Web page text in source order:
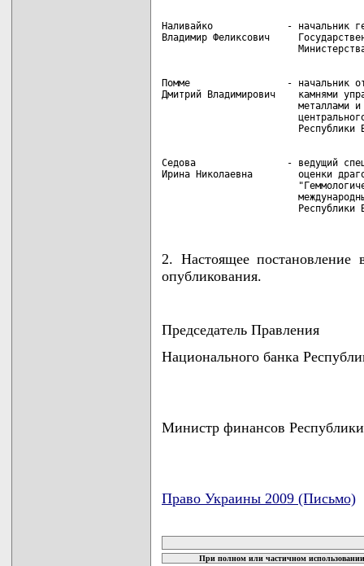
Наливайко             - начальник
Владимир Феликсович
Помме                 - начальник
Дмитрий Владимирович    камнями
металлами
Седова                - ведущий
Ирина Николаевна        оценки
Республики
2. Настоящее постановление
опубликования.
Председатель Правления
Национального банка
Министр финансов
Право Украины 2009 (Письмо)
При полном или частичном